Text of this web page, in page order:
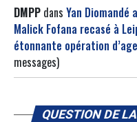
DMPP dans Yan Diomandé
Malick Fofana recasé à
étonnante opération
messages)
QUESTION DE